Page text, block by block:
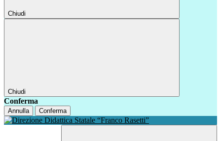
Chiudi
Chiudi
Conferma
Annulla Conferma